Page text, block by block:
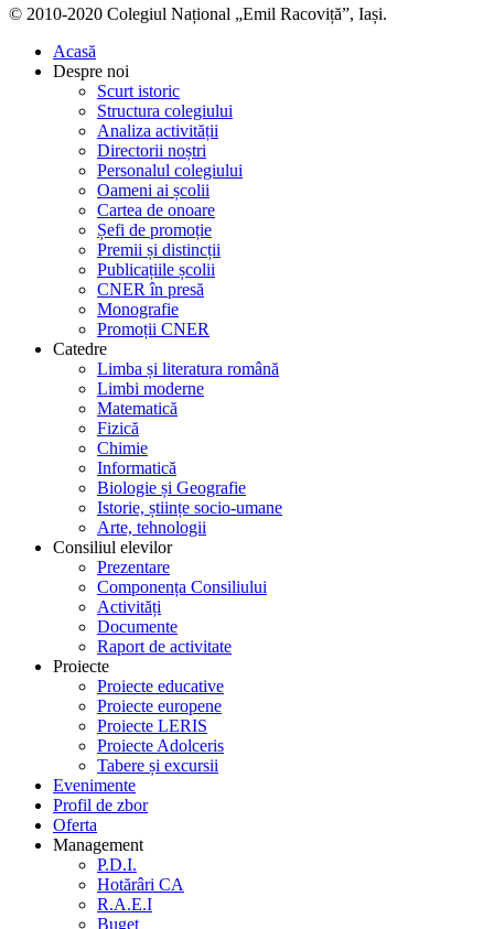
© 2010-2020 Colegiul Național „Emil Racoviță”, Iași.
Acasă
Despre noi
Scurt istoric
Structura colegiului
Analiza activității
Directorii noștri
Personalul colegiului
Oameni ai școlii
Cartea de onoare
Șefi de promoție
Premii și distincții
Publicațiile școlii
CNER în presă
Monografie
Promoții CNER
Catedre
Limba și literatura română
Limbi moderne
Matematică
Fizică
Chimie
Informatică
Biologie și Geografie
Istorie, științe socio-umane
Arte, tehnologii
Consiliul elevilor
Prezentare
Componența Consiliului
Activități
Documente
Raport de activitate
Proiecte
Proiecte educative
Proiecte europene
Proiecte LERIS
Proiecte Adolceris
Tabere și excursii
Evenimente
Profil de zbor
Oferta
Management
P.D.I.
Hotărâri CA
R.A.E.I
Buget